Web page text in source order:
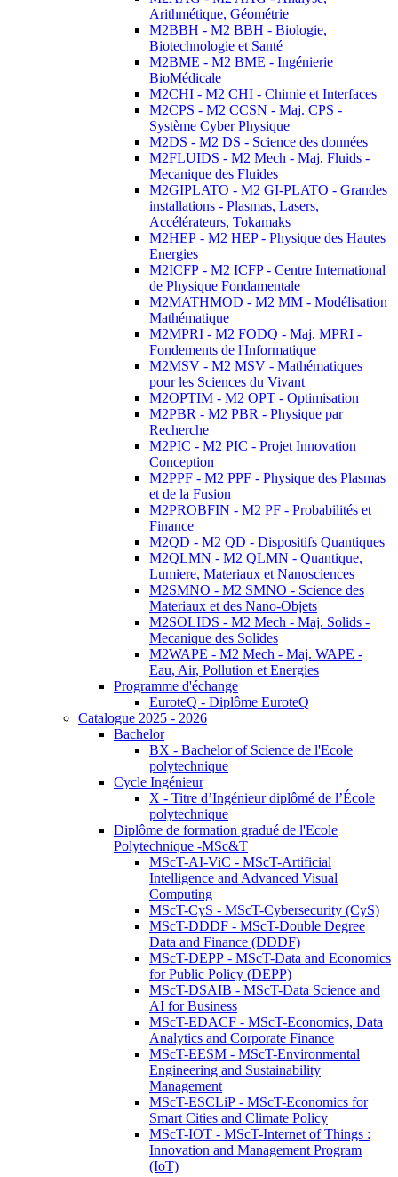
Arithmétique, Géométrie
M2BBH - M2 BBH - Biologie,
Biotechnologie et Santé
M2BME - M2 BME - Ingénierie
BioMédicale
M2CHI - M2 CHI - Chimie et Interfaces
M2CPS - M2 CCSN - Maj. CPS -
Système Cyber Physique
M2DS - M2 DS - Science des données
M2FLUIDS - M2 Mech - Maj. Fluids -
Mecanique des Fluides
M2GIPLATO - M2 GI-PLATO - Grandes
installations - Plasmas, Lasers,
Accélérateurs, Tokamaks
M2HEP - M2 HEP - Physique des Hautes
Energies
M2ICFP - M2 ICFP - Centre International
de Physique Fondamentale
M2MATHMOD - M2 MM - Modélisation
Mathématique
M2MPRI - M2 FODQ - Maj. MPRI -
Fondements de l'Informatique
M2MSV - M2 MSV - Mathématiques
pour les Sciences du Vivant
M2OPTIM - M2 OPT - Optimisation
M2PBR - M2 PBR - Physique par
Recherche
M2PIC - M2 PIC - Projet Innovation
Conception
M2PPF - M2 PPF - Physique des Plasmas
et de la Fusion
M2PROBFIN - M2 PF - Probabilités et
Finance
M2QD - M2 QD - Dispositifs Quantiques
M2QLMN - M2 QLMN - Quantique,
Lumiere, Materiaux et Nanosciences
M2SMNO - M2 SMNO - Science des
Materiaux et des Nano-Objets
M2SOLIDS - M2 Mech - Maj. Solids -
Mecanique des Solides
M2WAPE - M2 Mech - Maj. WAPE -
Eau, Air, Pollution et Energies
Programme d'échange
EuroteQ - Diplôme EuroteQ
Catalogue 2025 - 2026
Bachelor
BX - Bachelor of Science de l'Ecole
polytechnique
Cycle Ingénieur
X - Titre d’Ingénieur diplômé de l’École
polytechnique
Diplôme de formation gradué de l'Ecole
Polytechnique -MSc&T
MScT-AI-ViC - MScT-Artificial
Intelligence and Advanced Visual
Computing
MScT-CyS - MScT-Cybersecurity (CyS)
MScT-DDDF - MScT-Double Degree
Data and Finance (DDDF)
MScT-DEPP - MScT-Data and Economics
for Public Policy (DEPP)
MScT-DSAIB - MScT-Data Science and
AI for Business
MScT-EDACF - MScT-Economics, Data
Analytics and Corporate Finance
MScT-EESM - MScT-Environmental
Engineering and Sustainability
Management
MScT-ESCLiP - MScT-Economics for
Smart Cities and Climate Policy
MScT-IOT - MScT-Internet of Things :
Innovation and Management Program
(IoT)